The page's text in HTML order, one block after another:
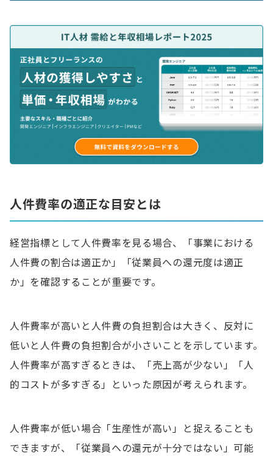
人件費率の適正な目安とは
経営指標として人件費率を見る場合、「事業における
人件費の割合は適正か」「従業員への還元度は適正
か」を確認することが重要です。
人件費率が高いと人件費の負担割合は大きく、反対に
低いと人件費の負担割合が小さいことを示しています。
人件費率が高すぎるときは、「売上高が少ない」「人
的コストが多すぎる」といった原因が考えられます。
人件費率が低い場合「生産性が高い」と捉えることも
できますが、「従業員への還元が十分ではない」可能